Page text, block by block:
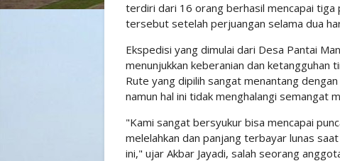
terdiri dari 16 orang berhasil mencapai tiga
tersebut setelah perjuangan selama dua
Ekspedisi yang dimulai dari Desa Pantai
menunjukkan keberanian dan ketangguhan
Rute yang dipilih sangat menantang
namun hal ini tidak menghalangi semangat
"Kami sangat bersyukur bisa mencapai
melelahkan dan panjang terbayar lunas
ini," ujar Akbar Jayadi, salah seorang